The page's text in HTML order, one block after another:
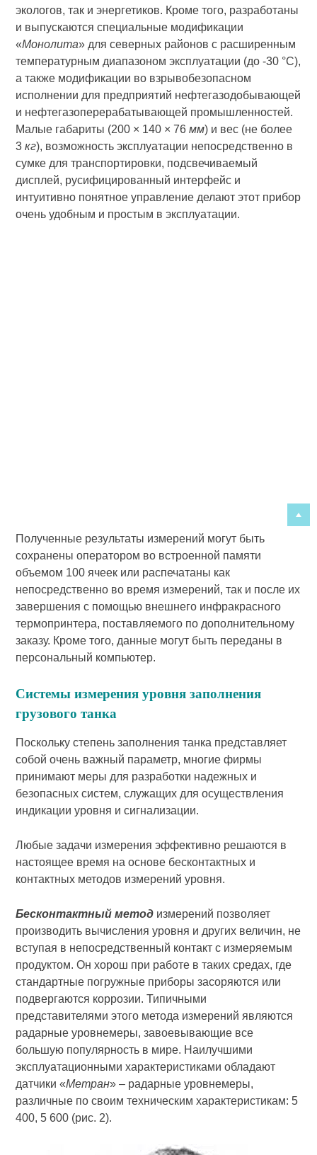
экологов, так и энергетиков. Кроме того, разработаны
и выпускаются специальные модификации
«Монолита» для северных районов с расширенным
температурным диапазоном эксплуатации (до -30 °С),
а также модификации во взрывобезопасном
исполнении для предприятий нефтегазодобывающей
и нефтегазоперерабатывающей промышленностей.
Малые габариты (200 × 140 × 76мм) и вес (не более
3кг), возможность эксплуатации непосредственно в
сумке для транспортировки, подсвечиваемый
дисплей, русифицированный интерфейс и
интуитивно понятное управление делают этот прибор
очень удобным и простым в эксплуатации.
Полученные результаты измерений могут быть
сохранены оператором во встроенной памяти
объемом 100 ячеек или распечатаны как
непосредственно во время измерений, так и после их
завершения с помощью внешнего инфракрасного
термопринтера, поставляемого по дополнительному
заказу. Кроме того, данные могут быть переданы в
персональный компьютер.
Системы измерения уровня заполнения
грузового танка
Поскольку степень заполнения танка представляет
собой очень важный параметр, многие фирмы
принимают меры для разработки надежных и
безопасных систем, служащих для осуществления
индикации уровня и сигнализации.
Любые задачи измерения эффективно решаются в
настоящее время на основе бесконтактных и
контактных методов измерений уровня.
Бесконтактный метод измерений позволяет
производить вычисления уровня и других величин, не
вступая в непосредственный контакт с измеряемым
продуктом. Он хорош при работе в таких средах, где
стандартные погружные приборы засоряются или
подвергаются коррозии. Типичными
представителями этого метода измерений являются
радарные уровнемеры, завоевывающие все
большую популярность в мире. Наилучшими
эксплуатационными характеристиками обладают
датчики «Метран» – радарные уровнемеры,
различные по своим техническим характеристикам: 5
400, 5 600 (рис. 2).